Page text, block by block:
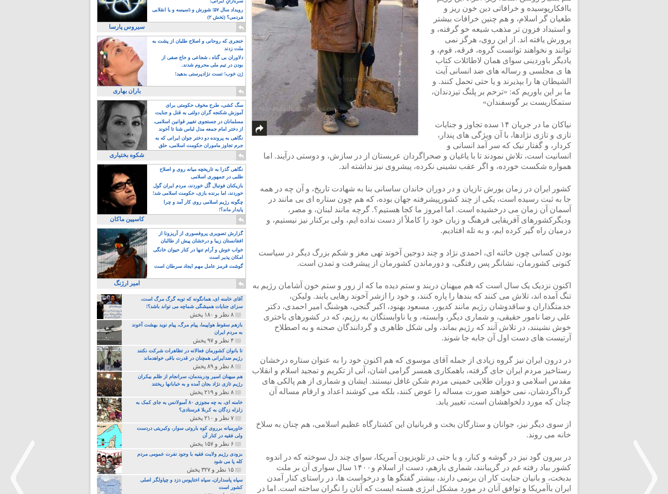
باافکارپوسیده و خرافاتی دین خون ریز و
طغیان گر اسلام، و هم چنین خرافات بیشتر
و استبداد فزون تر مذهب شیعه خو گرفته، و
پرورش یافته اند. از این روی، هرگز نمی
توانند و نخواهند توانست گروه، فرقه، قوم، و
یادیگر باوردینی سوای همان لاطائلات کتاب
ها ی مجلسی و رساله های ضد انسانی آیت
الشیطان ها را بپذیرند و یا حتی تحمل کنند. و
ما بر این باوریم که: «ترحم بر پلنگ تیزدندان،
ستمکاریست بر گوسفندان»
نیاکان ما در جریان ۱۴ سده تجاوز و جنایات
تازی و تازی نژادها، با آن ویژگی های پندار،
کردار، و گفتار نیک که سر آمد انسانی و
انسانیت است، تلاش نمودند تا با یاغیان و صحراگردان عربستان از در سازش، و دوستی درآیند. اما
همواره شکست خورده، و اگر عقب نشینی نکرده، پیشروی نیز نداشته اند.
کشور ایران در زمان یورش تازیان و در دوران خاندان ساسانی بنا به شهادت تاریخ، و آن چه در همه
جا به ثبت رسیده است، یکی از چند کشورپیشرفته جهان بوده، که هم چون ستاره ای بی مانند در
آسمان آن زمان می درخشیده است. اما امروز ما کجا هستیم؟. گرچه مانند لبنان، و مصر،
ودیگرکشورهای آفریقایی فرهنگ و زبان خود را کاملاً از دست نداده ایم، ولی برکنار نیز نیستیم، و
درمیان راه گیر کرده ایم، و به تله افتادیم.
بودن کسانی چون خائنه ای، احمدی نژاد و چند دوجین آخوند تهی مغز و شکم بزرگ دیگر در سیاست
کنونی کشورمان، نشانگر پس رفتگی، و دورماندن کشورمان از پیشرفت و تمدن است.
اکنون نزدیک یک سال است که هم میهنان دربند و ستم دیده ما که از زور و ستم خون آشامان رژیم به
تنگ آمده اند، تلاش می کنند که بندها را پاره کنند، و خود را ازشر آخوند رهایی یابند. ولیکن،
خدمتگذاران و ساقدوشان رژیم مانند کدیور، مسعود بهنود، اکبر گنجی، هوشنگ امیر احمدی، دکتر
علی رضا نامور حقیقی، و شماری دیگر، وابسته، و یا ناوابستگان به رژیم، که در کشورهای باختری
خوش نشینند، در تلاش آنند که رژیم بماند، ولی شکل ظاهری و گردانندگان صحنه و به اصطلاح
آرتیست های دست اول آن جابه جا شوند.
در درون ایران نیز گروه زیادی از جمله آقای موسوی که هم اکنون خود را به عنوان ستاره درخشان
رستاخیز مردم ایران جای گرفته، باهمکاری همسر گرامی اشان، آنی از تکریم و تمجید اسلام و انقلاب
مقدس اسلامی و دوران طلایی خمینی مردم شکن غافل نیستند. ایشان و شماری از هم پالکی های
گرداگردشان، نمی خواهند صورت مساله را عوض کنند، بلکه می کوشند اعداد و ارقام مساله آن
چنان که مورد دلخواهشان است، تغییر یابد.
از سوی دیگر نیز، جوانان و ستارگان بخت و قربانیان این کشتارگاه عظیم اسلامی، هم چنان به سلاخ
خانه می روند.
در بیرون گود نیز در گوشه و کنار، و یا حتی در تلویزیون آمریکا، سوای چند دل سوخته که در اندوه
کشور بباد رفته غم در گریبانند، شماری بازهم، دست از اسلام و۱۴۰۰ سال سواری آن بر ملت
بدبخت، و بانیان جنایت کار ان برنمی دارند، بیشتر گفتگو ها و درخواست ها، در راستای کنار آمدن
ایران باآمریکا و توافق آنان در مورد مشکل انرژی هسته ایست که آنان را نگران ساخته است. اما در
رویداد سال ۵۷؛ شورش و دَسیسه و یا انقلابی
مَردمی؟ (بَخش ۲)
سیروس پارسا
خنجری که روحانی و اصلاح طلبان از پشت به
ملت زدند
دلاوران بی گناه ، شجاعی و حاج صفی از
بودن در تیم ملی محروم شدند.
ژن خوب! تست نژادپرستی بدهید!
باران بهاری
سگ کشی، طرح مخوف حکومتی برای
آموزش شکنجه گران دولتی به قتل و جنایت
بیشتر
مسلمانان در جستجوی تغییر قوانین اسلامی،
از دختر امام جمعه مدل لباس شنا تا آخوند
مسلمان همجنسگرا!
نگاهی به پرونده دو دختر جوان ایرانی که به
جرم تجاوز ماموران حکومت اسلامی، حلق
آویز شدند!
شکوه بختیاری
نگاهی گذرا به تاریخچه میانه روی و اصلاح
طلبی در جمهوری اسلامی
بازیکنان فوتبال گًل خوردند، مردم ایران گول
خوردند، اما برنده بازی، حکومت اسلامی شد!
چگونه رژیم اسلامی روی کار آمد و چرا
پایدار ماند؟!
کاسپین ماکان
گزارش تصویری پروفسوری از آریزونا از
افغانستان زیبا و درخشان پیش از طالبان
خواب خوش و آرام تنها در کنار حیوان خانگی
امکان پذیر است
گوشت قرمز عامل مهم ایجاد سرطان است
امیر ارژنگ
آقای خامنه ای، همانگونه که توبه گرگ مرگ است،
سزای جنایات همیشگی شماچه می تواند باشد؟!
۸ نظر و ۱۸۰ پخش
بازهم سقوط هواپیما، پیام مرگ، پیام نوید بهشت آخوند
به مردم ایران
۴ نظر و ۹۷ پخش
تا بانوان کشورمان فعالانه در تظاهرات شرکت نکنند
رژیم ضدایرانی همچنان در قدرت باقی خواهدماند
۸ نظر و ۸۹ پخش
هم میهنان اسیر ودربندمان، سرانجام از ظلم بیکران
رژیم تازی نژاد بجان آمده و به خبابانها ریختند
۸ نظر و ۲۱۹ پخش
خامنه ای، به چه مجوزی ۸۰ آمبولانس به جای کمک به
زلزله زدگان به کربلا فرستادی؟
۷ نظر و ۲۱۰ پخش
خاورمیانه برروی کوه باروتی سوار، وکبریتی دردست
ولی فقیه در کنار آن
۶ نظر و ۱۵۷ پخش
بزودی رژیم ولایت فقیه با وجود نفرت عمومی مردم
کله پا می شود
۱۵ نظر و ۳۲۷ پخش
سپاه پاسداران، سپاه اختاپوس دزد و چپاولگر اصلی
کشور است